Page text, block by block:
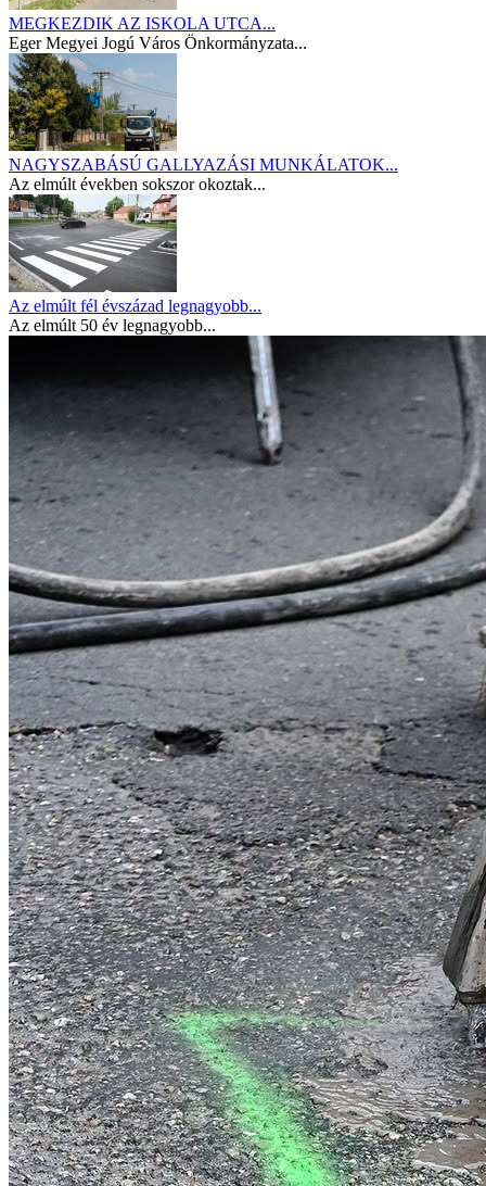
MEGKEZDIK AZ ISKOLA UTCA...
Eger Megyei Jogú Város Önkormányzata...
NAGYSZABÁSÚ GALLYAZÁSI MUNKÁLATOK...
Az elmúlt években sokszor okoztak...
Az elmúlt fél évszázad legnagyobb...
Az elmúlt 50 év legnagyobb...